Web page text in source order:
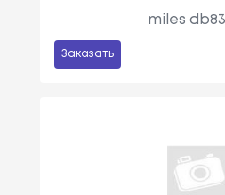
miles
Заказать